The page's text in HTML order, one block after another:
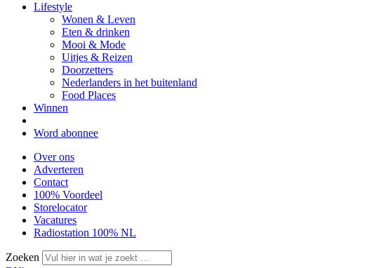
Lifestyle
Wonen & Leven
Eten & drinken
Mooi & Mode
Uitjes & Reizen
Doorzetters
Nederlanders in het buitenland
Food Places
Winnen
Word abonnee
Over ons
Adverteren
Contact
100% Voordeel
Storelocator
Vacatures
Radiostation 100% NL
Zoeken